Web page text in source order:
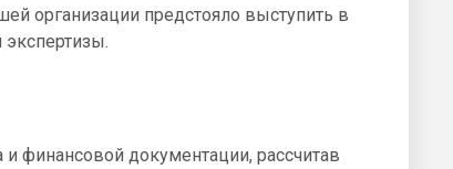
организации предстояло выступить в
финансовой документации, рассчитав